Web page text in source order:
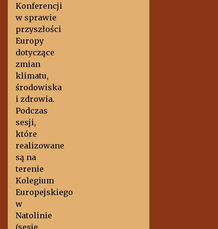
Konferencji
w sprawie
przyszłości
Europy
dotyczące
zmian
klimatu,
środowiska
i zdrowia.
Podczas
sesji,
które
realizowane
są na
terenie
Kolegium
Europejskiego
w
Natolinie